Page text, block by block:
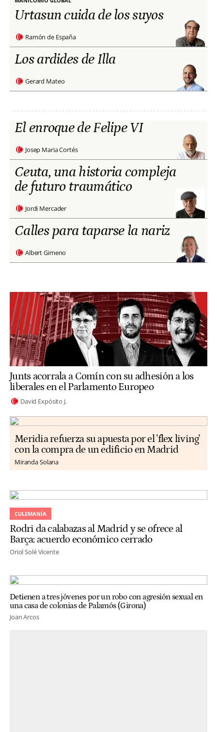
Urtasun cuida de los suyos
Ramón de España
Los ardides de Illa
Gerard Mateo
El enroque de Felipe VI
Josep Maria Cortés
Ceuta, una historia compleja
de futuro traumático
Jordi Mercader
Calles para taparse la nariz
Albert Gimeno
Junts acorrala a Comín con su adhesión a los
liberales en el Parlamento Europeo
David Expósito J.
Meridia refuerza su apuesta por el 'flex living'
con la compra de un edificio en Madrid
Miranda Solana
CULEMANÍA
Rodri da calabazas al Madrid y se ofrece al
Barça: acuerdo económico cerrado
Oriol Solé Vicente
Detienen a tres jóvenes por un robo con agresión sexual en
una casa de colonias de Palamós (Girona)
Joan Arcos